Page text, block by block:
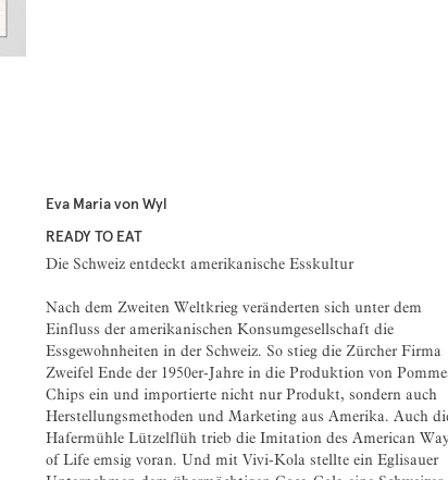
Eva Maria von Wyl
READY TO EAT
Die Schweiz entdeckt amerikanische Esskultur
Nach dem Zweiten Weltkrieg veränderten sich unter dem
Einfluss der amerikanischen Konsumgesellschaft die
Essgewohnheiten in der Schweiz. So stieg die Zürcher Firma
Zweifel Ende der 1950er-Jahre in die Produktion von
Chips ein und importierte nicht nur Produkt, sondern auch
Herstellungsmethoden und Marketing aus Amerika. Auch
Hafermühle Lützelflüh trieb die Imitation des American
of Life emsig voran. Und mit Vivi-Kola stellte ein Eglisauer